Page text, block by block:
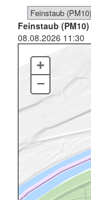
Feinstaub (PM10)
08.08.2026 11:30
+
–